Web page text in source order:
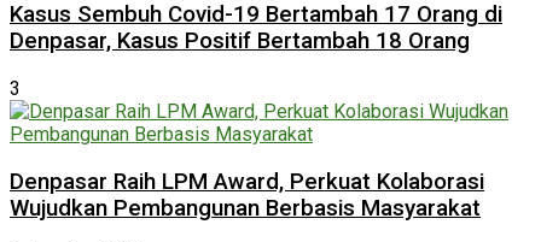
Kasus Sembuh Covid-19 Bertambah 17 Orang di
Denpasar, Kasus Positif Bertambah 18 Orang
3
Denpasar Raih LPM Award, Perkuat Kolaborasi
Wujudkan Pembangunan Berbasis Masyarakat